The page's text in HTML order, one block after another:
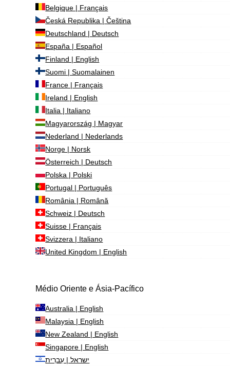
Belgique | Français
Česká Republika | Čeština
Deutschland | Deutsch
España | Español
Finland | English
Suomi | Suomalainen
France | Français
Ireland | English
Italia | Italiano
Magyarország | Magyar
Nederland | Nederlands
Norge | Norsk
Österreich | Deutsch
Polska | Polski
Portugal | Português
România | Română
Schweiz | Deutsch
Suisse | Français
Svizzera | Italiano
United Kingdom | English
Médio Oriente e Ásia-Pacífico
Australia | English
Malaysia | English
New Zealand | English
Singapore | English
ישראל | עִברִית